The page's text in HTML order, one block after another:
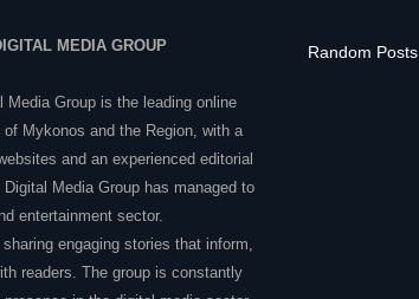
MEDIA GROUP
Media Group is the leading online
Mykonos and the Region, with a
and an experienced editorial
Media Group has managed to
entertainment sector.
engaging stories that inform,
readers. The group is constantly
Random Posts